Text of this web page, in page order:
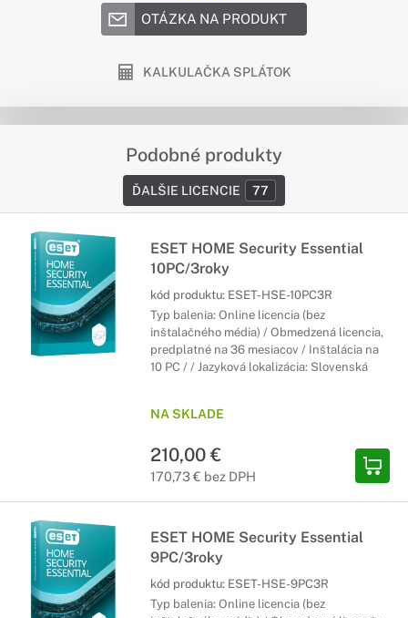
OTÁZKA NA PRODUKT
KALKULAČKA SPLÁTOK
Podobné produkty
ĎALŠIE LICENCIE 77
ESET HOME Security Essential
10PC/3roky
kód produktu: ESET-HSE-10PC3R
Typ balenia: Online licencia (bez
inštalačného média) / Obmedzená licencia,
predplatné na 36 mesiacov / Inštalácia na
10 PC / / Jazyková lokalizácia: Slovenská
NA SKLADE
210,00 €
170,73 € bez DPH
ESET HOME Security Essential
9PC/3roky
kód produktu: ESET-HSE-9PC3R
Typ balenia: Online licencia (bez